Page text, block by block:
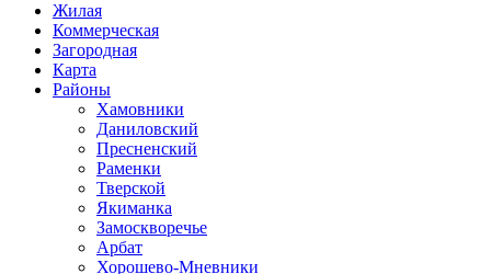
Жилая
Коммерческая
Загородная
Карта
Районы
Хамовники
Даниловский
Пресненский
Раменки
Тверской
Якиманка
Замоскворечье
Арбат
Хорошево-Мневники